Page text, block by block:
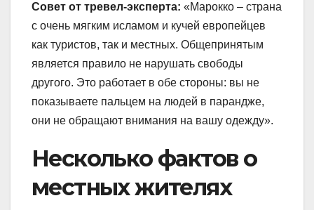
Совет от тревел-эксперта: «Марокко – страна
с очень мягким исламом и кучей европейцев
как туристов, так и местных. Общепринятым
является правило не нарушать свободы
другого. Это работает в обе стороны: вы не
показываете пальцем на людей в парандже,
они не обращают внимания на вашу одежду».
Несколько фактов о
местных жителях